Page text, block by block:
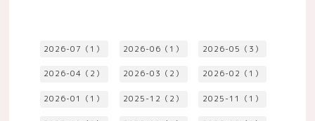
2026-07（1） 2026-06（1） 2026-05（3）
2026-04（2） 2026-03（2） 2026-02（1）
2026-01（1） 2025-12（2） 2025-11（1）